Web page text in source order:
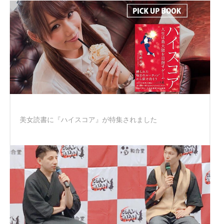
美女読書に『ハイスコア』が特集されました